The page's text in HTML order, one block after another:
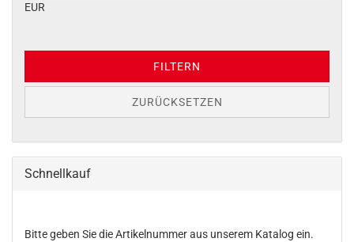
EUR
FILTERN
ZURÜCKSETZEN
Schnellkauf
BITTE
Bitte geben Sie die Artikelnummer aus unserem Katalog ein.